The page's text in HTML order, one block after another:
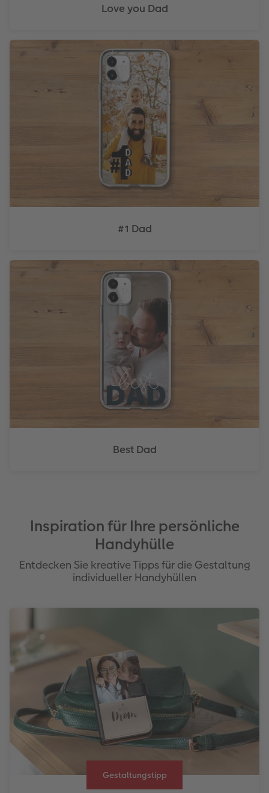
Love you Dad
#1 Dad
Best Dad
Inspiration für Ihre persönliche
Handyhülle
Entdecken Sie kreative Tipps für die Gestaltung
individueller Handyhüllen
Gestaltungstipp